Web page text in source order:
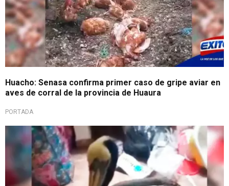
Huacho: Senasa confirma primer caso de gripe aviar en
aves de corral de la provincia de Huaura
PORTADA